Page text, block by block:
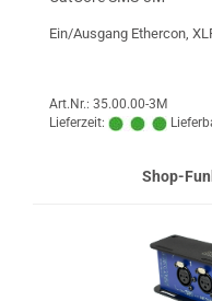
Ein/Ausgang Ethercon,
Art.Nr.: 35.00.00-3M
Lieferzeit:
Shop-